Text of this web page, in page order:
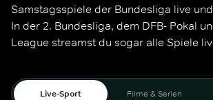
Samstagsspiele der Bundesliga live
In der 2. Bundesliga, dem DFB- Pokal
League streamst du sogar alle Spiele
Live-Sport Filme & Serien